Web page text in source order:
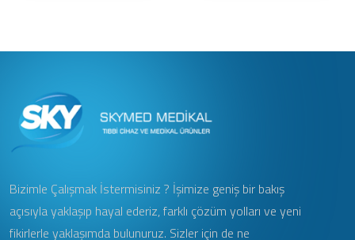
Bizimle Çalışmak İstermisiniz ? İşimize geniş bir bakış
açısıyla yaklaşıp hayal ederiz, farklı çözüm yolları ve yeni
fikirlerle yaklaşımda bulunuruz. Sizler için de ne